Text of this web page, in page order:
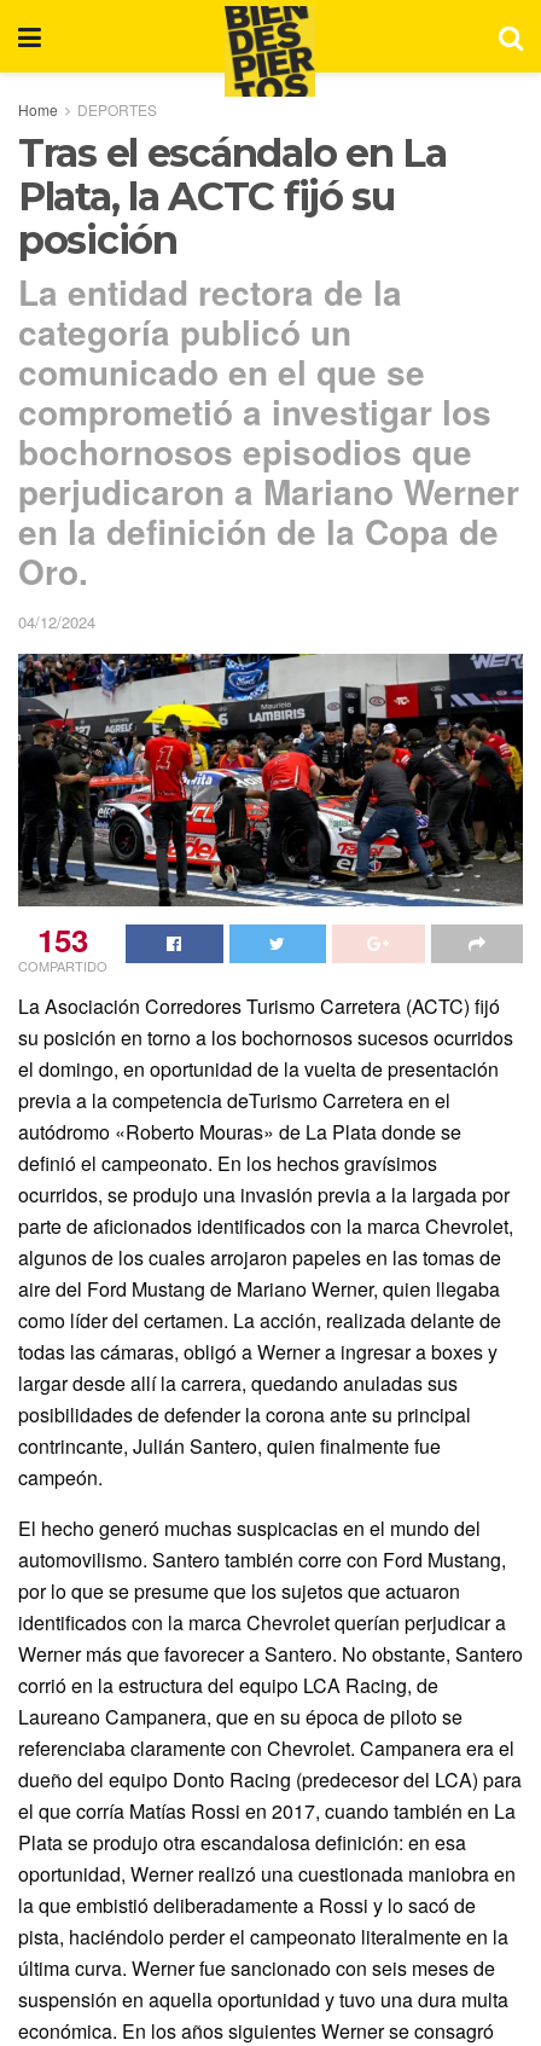
Home DEPORTES
Tras el escándalo en La
Plata, la ACTC fijó su
posición
La entidad rectora de la
categoría publicó un
comunicado en el que se
comprometió a investigar los
bochornosos episodios que
perjudicaron a Mariano Werner
en la definición de la Copa de
Oro.
04/12/2024
153
COMPARTIDO
La Asociación Corredores Turismo Carretera (ACTC) fijó
su posición en torno a los bochornosos sucesos ocurridos
el domingo, en oportunidad de la vuelta de presentación
previa a la competencia deTurismo Carretera en el
autódromo «Roberto Mouras» de La Plata donde se
definió el campeonato. En los hechos gravísimos
ocurridos, se produjo una invasión previa a la largada por
parte de aficionados identificados con la marca Chevrolet,
algunos de los cuales arrojaron papeles en las tomas de
aire del Ford Mustang de Mariano Werner, quien llegaba
como líder del certamen. La acción, realizada delante de
todas las cámaras, obligó a Werner a ingresar a boxes y
largar desde allí la carrera, quedando anuladas sus
posibilidades de defender la corona ante su principal
contrincante, Julián Santero, quien finalmente fue
campeón.
El hecho generó muchas suspicacias en el mundo del
automovilismo. Santero también corre con Ford Mustang,
por lo que se presume que los sujetos que actuaron
identificados con la marca Chevrolet querían perjudicar a
Werner más que favorecer a Santero. No obstante, Santero
corrió en la estructura del equipo LCA Racing, de
Laureano Campanera, que en su época de piloto se
referenciaba claramente con Chevrolet. Campanera era el
dueño del equipo Donto Racing (predecesor del LCA) para
el que corría Matías Rossi en 2017, cuando también en La
Plata se produjo otra escandalosa definición: en esa
oportunidad, Werner realizó una cuestionada maniobra en
la que embistió deliberadamente a Rossi y lo sacó de
pista, haciéndolo perder el campeonato literalmente en la
última curva. Werner fue sancionado con seis meses de
suspensión en aquella oportunidad y tuvo una dura multa
económica. En los años siguientes Werner se consagró